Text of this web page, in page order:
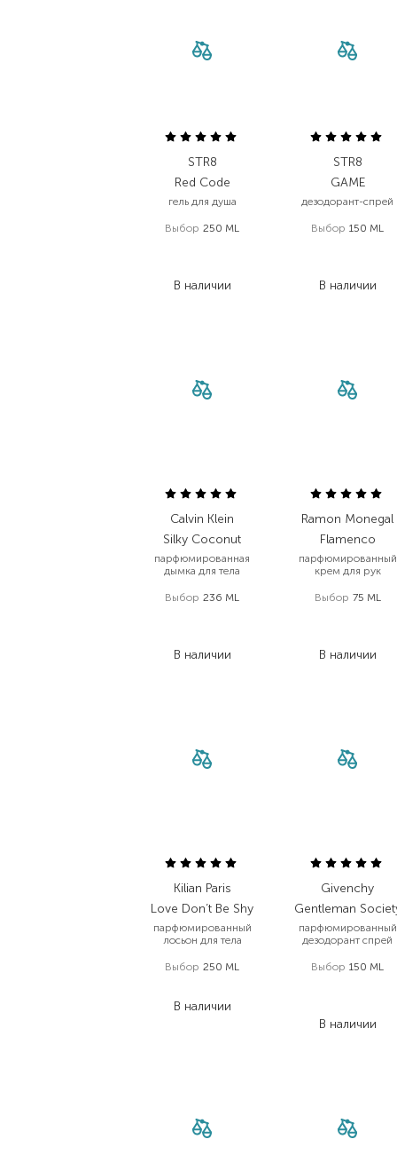
STR8
Red Code
гель для душа
Выбор 250 ML
В наличии
STR8
GAME
дезодорант-спрей
Выбор 150 ML
В наличии
Calvin Klein
Silky Coconut
парфюмированная
дымка для тела
Выбор 236 ML
В наличии
Ramon Monegal
Flamenco
парфюмированный
крем для рук
Выбор 75 ML
В наличии
Kilian Paris
Love Don’t Be Shy
парфюмированный
лосьон для тела
Выбор 250 ML
В наличии
Givenchy
Gentleman
парфюмированный
дезодорант спрей
Выбор 150 ML
В наличии